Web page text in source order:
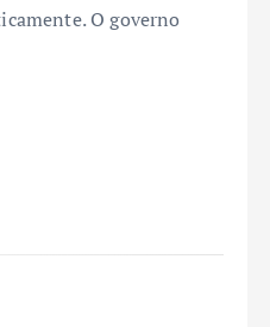
O governo